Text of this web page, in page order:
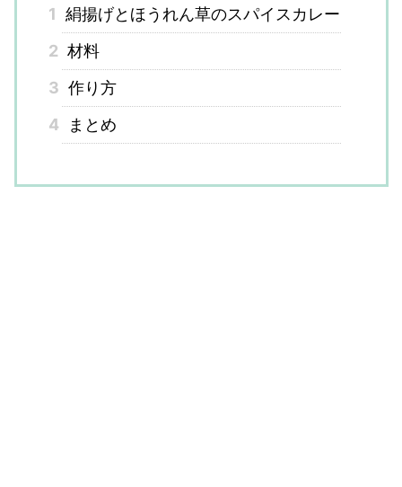
1 絹揚げとほうれん草のスパイスカレー
2 材料
3 作り方
4
まとめ